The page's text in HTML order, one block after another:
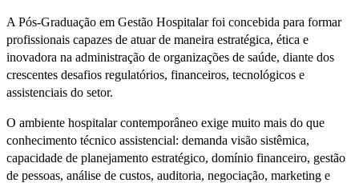
A Pós-Graduação em Gestão Hospitalar foi concebida para formar
profissionais capazes de atuar de maneira estratégica, ética e
inovadora na administração de organizações de saúde, diante dos
crescentes desafios regulatórios, financeiros, tecnológicos e
assistenciais do setor.
O ambiente hospitalar contemporâneo exige muito mais do que
conhecimento técnico assistencial: demanda visão sistêmica,
capacidade de planejamento estratégico, domínio financeiro, gestão
de pessoas, análise de custos, auditoria, negociação, marketing e